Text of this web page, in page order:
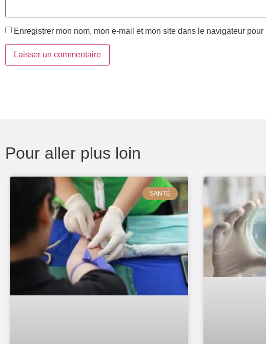
Enregistrer mon nom, mon e-mail et mon site dans le navigateur
Pour aller plus loin
SANTÉ